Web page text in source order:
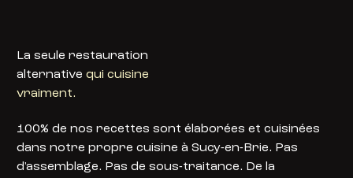
La seule restauration
alternativequi cuisine
vraiment.
100% de nos recettes sont élaborées et cuisinées
dans notre propre cuisine à Sucy-en-Brie. Pas
d'assemblage. Pas de sous-traitance. De la